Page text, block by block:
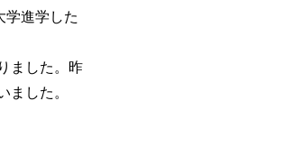
学進学した
ました。昨
した。